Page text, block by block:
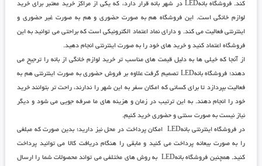
کند. فروشگاهبانهLED
در شهر بانه قرار دارد، که یکی از مراکز خرید معتبر برای خرید
لوازم خانگی است. این فروشگاه هم به صورت حضوری و هم به صورت غیر حضوری و
اینترنتی فعالیت می کند. و دارای نماد اعتماد الکترونیکی است که براحتی می توانید به این
فروشگاه اعتماد کنید و خرید های خود را به صورت اینترنتی انجام دهید.
از آنجا که خیلی ها به دلیل قیمت های مناسب ترخرید لوازم خانگی از بانه را ترجیح می
دهند؛ فروشگاه بانهLED
تصمیم گرفت علاوه بر فروش حضوری به صورت اینترنتی هم به
فعالیت بپردازد تا برای کسانی که امکان سفر به این شهر را ندارند، راحت تر بتوانند خرید
خود را انجام دهند. به این ترتیب در زمان و هزینه های ما صرفه جویی می شود و دیگر
نیاز نیست به صورت سنتی و حضوری خرید کنیم.
در فروشگاه اینترنتی بانهLED
امکان پرداخت در محل نیز دارید؛ بدین صورت که مبلغی
را به صورت بیعانه پرداخت می کنید و مابقی را هنگام دریافت کالا می توانید پرداخت
کنید. همچنین فروشگاه بانهLED
به روش های مختلفی می تواند محصولات شما را ارسال